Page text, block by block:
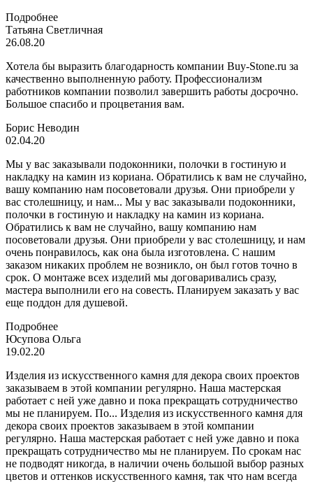
Подробнее
Татьяна Светличная
26.08.20
Хотела бы выразить благодарность компании Buy-Stone.ru за
качественно выполненную работу. Профессионализм
работников компании позволил завершить работы досрочно.
Большое спасибо и процветания вам.
Борис Неводин
02.04.20
Мы у вас заказывали подоконники, полочки в гостиную и
накладку на камин из кориана. Обратились к вам не случайно,
вашу компанию нам посоветовали друзья. Они приобрели у
вас столешницу, и нам... Мы у вас заказывали подоконники,
полочки в гостиную и накладку на камин из кориана.
Обратились к вам не случайно, вашу компанию нам
посоветовали друзья. Они приобрели у вас столешницу, и нам
очень понравилось, как она была изготовлена. С нашим
заказом никаких проблем не возникло, он был готов точно в
срок. О монтаже всех изделий мы договаривались сразу,
мастера выполнили его на совесть. Планируем заказать у вас
еще поддон для душевой.
Подробнее
Юсупова Ольга
19.02.20
Изделия из искусственного камня для декора своих проектов
заказываем в этой компании регулярно. Наша мастерская
работает с ней уже давно и пока прекращать сотрудничество
мы не планируем. По... Изделия из искусственного камня для
декора своих проектов заказываем в этой компании
регулярно. Наша мастерская работает с ней уже давно и пока
прекращать сотрудничество мы не планируем. По срокам нас
не подводят никогда, в наличии очень большой выбор разных
цветов и оттенков искусственного камня, так что нам всегда